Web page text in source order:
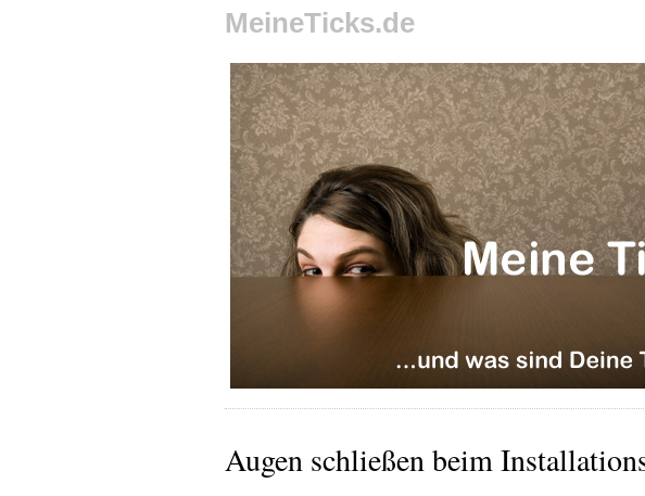
MeineTicks.de
Augen schließen beim